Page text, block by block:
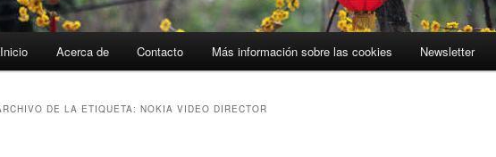
Inicio Acerca de Contacto Más información sobre las cookies Newsletter
DE LA ETIQUETA: NOKIA VIDEO DIRECTOR